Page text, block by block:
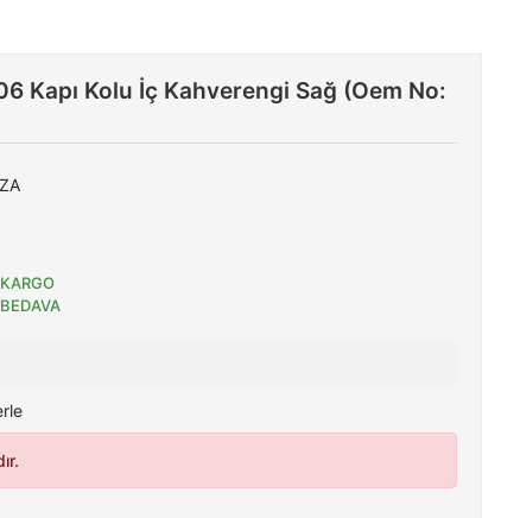
Kapı Kolu İç Kahverengi Sağ (Oem No:
KARGO
BEDAVA